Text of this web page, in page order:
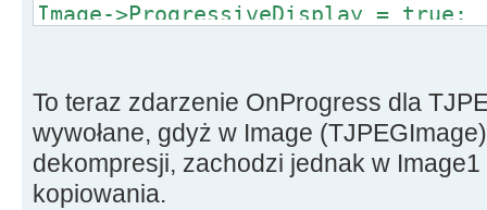
Image->ProgressiveDisplay = true;
--------------------
To teraz zdarzenie OnProgress dla
wywołane, gdyż w Image
dekompresji, zachodzi jednak w
kopiowania.